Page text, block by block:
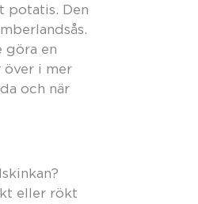
potatis. Den
göra en
över i mer
och när
eller rökt